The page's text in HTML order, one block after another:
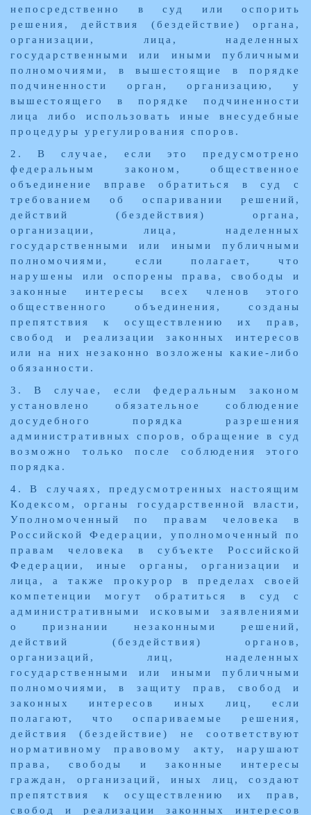
непосредственно в суд или оспорить
решения, действия (бездействие) органа,
организации, лица, наделенных
государственными или иными публичными
полномочиями, в вышестоящие в порядке
подчиненности орган, организацию, у
вышестоящего в порядке подчиненности
лица либо использовать иные внесудебные
процедуры урегулирования споров.
2. В случае, если это предусмотрено
федеральным законом, общественное
объединение вправе обратиться в суд с
требованием об оспаривании решений,
действий (бездействия) органа,
организации, лица, наделенных
государственными или иными публичными
полномочиями, если полагает, что
нарушены или оспорены права, свободы и
законные интересы всех членов этого
общественного объединения, созданы
препятствия к осуществлению их прав,
свобод и реализации законных интересов
или на них незаконно возложены какие-либо
обязанности.
3. В случае, если федеральным законом
установлено обязательное соблюдение
досудебного порядка разрешения
административных споров, обращение в суд
возможно только после соблюдения этого
порядка.
4. В случаях, предусмотренных настоящим
Кодексом, органы государственной власти,
Уполномоченный по правам человека в
Российской Федерации, уполномоченный по
правам человека в субъекте Российской
Федерации, иные органы, организации и
лица, а также прокурор в пределах своей
компетенции могут обратиться в суд с
административными исковыми заявлениями
о признании незаконными решений,
действий (бездействия) органов,
организаций, лиц, наделенных
государственными или иными публичными
полномочиями, в защиту прав, свобод и
законных интересов иных лиц, если
полагают, что оспариваемые решения,
действия (бездействие) не соответствуют
нормативному правовому акту, нарушают
права, свободы и законные интересы
граждан, организаций, иных лиц, создают
препятствия к осуществлению их прав,
свобод и реализации законных интересов